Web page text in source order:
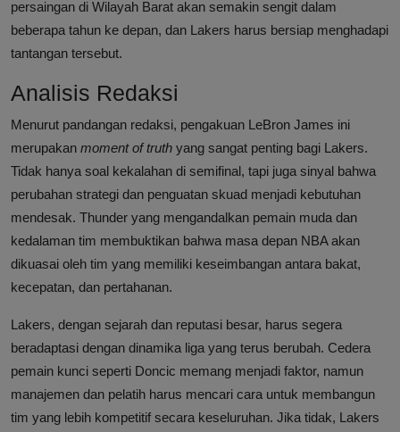
persaingan di Wilayah Barat akan semakin sengit dalam
beberapa tahun ke depan, dan Lakers harus bersiap menghadapi
tantangan tersebut.
Analisis Redaksi
Menurut pandangan redaksi, pengakuan LeBron James ini
merupakan moment of truth yang sangat penting bagi Lakers.
Tidak hanya soal kekalahan di semifinal, tapi juga sinyal bahwa
perubahan strategi dan penguatan skuad menjadi kebutuhan
mendesak. Thunder yang mengandalkan pemain muda dan
kedalaman tim membuktikan bahwa masa depan NBA akan
dikuasai oleh tim yang memiliki keseimbangan antara bakat,
kecepatan, dan pertahanan.
Lakers, dengan sejarah dan reputasi besar, harus segera
beradaptasi dengan dinamika liga yang terus berubah. Cedera
pemain kunci seperti Doncic memang menjadi faktor, namun
manajemen dan pelatih harus mencari cara untuk membangun
tim yang lebih kompetitif secara keseluruhan. Jika tidak, Lakers